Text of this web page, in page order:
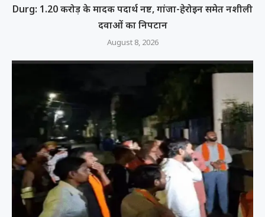
Durg: 1.20 करोड़ के मादक पदार्थ नष्ट, गांजा-हेरोइन समेत नशीली
दवाओं का निपटान
August 8, 2026